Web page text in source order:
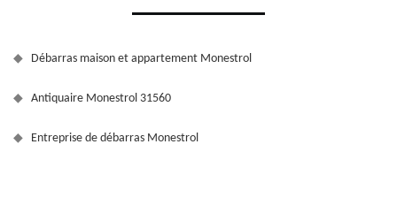
Débarras maison et appartement Monestrol
Antiquaire Monestrol 31560
Entreprise de débarras Monestrol